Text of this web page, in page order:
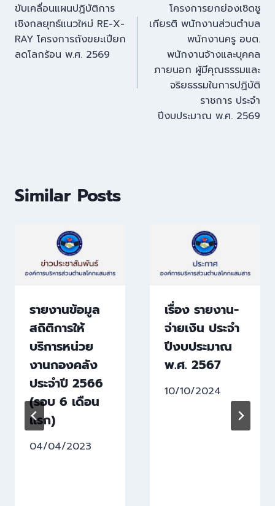
ขับเคลื่อนแผนปฏิบัติการ
เชิงกลยุทธ์แนวใหม่ RE-X-
RAY โครงการถังขยะเปียก
ลดโลกร้อน พ.ศ. 2569
โครงการยกย่องเชิดชู
เกียรติ พนักงานส่วนตำบล
พนักงานครู อบต.
พนักงานจ้างและบุคคล
ภายนอก ผู้มีคุณธรรมและ
จริยธรรมในการปฏิบัติ
ราชการ ประจำ
ปีงบประมาณ พ.ศ. 2569
Similar Posts
รายงานข้อมูล
สถิติการให้
บริการหน่วย
งานกองคลัง
ประจำปี 2566
(รอบ 6 เดือน
แรก)
04/04/2023
เรื่อง รายงาน-
จ่ายเงิน ประจำ
ปีงบประมาณ
พ.ศ. 2567
10/10/2024